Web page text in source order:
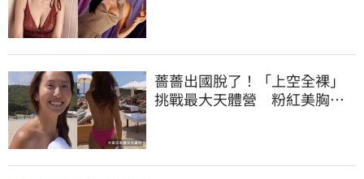
薔薔出國脫了！「上空全裸」
挑戰最大天體營 粉紅美胸被